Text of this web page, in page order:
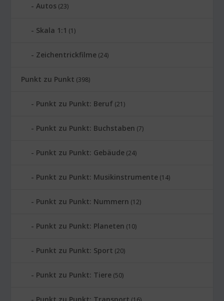
Autos (23)
Skala 1:1 (1)
Zeichentrickfilme (24)
Punkt zu Punkt (398)
Punkt zu Punkt: Beruf (21)
Punkt zu Punkt: Buchstaben (7)
Punkt zu Punkt: Gebäude (24)
Punkt zu Punkt: Musikinstrumente (14)
Punkt zu Punkt: Nummern (12)
Punkt zu Punkt: Planeten (10)
Punkt zu Punkt: Sport (20)
Punkt zu Punkt: Tiere (50)